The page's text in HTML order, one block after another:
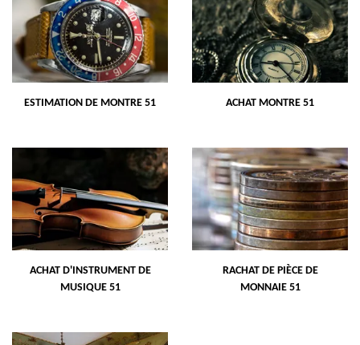
ESTIMATION DE MONTRE 51 ACHAT MONTRE 51
ACHAT D'INSTRUMENT DE
MUSIQUE 51
RACHAT DE PIÈCE DE
MONNAIE 51